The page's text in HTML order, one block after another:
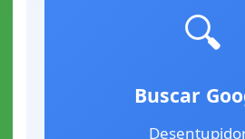
🔍
Buscar